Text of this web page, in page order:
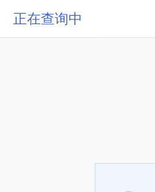
正在查询中